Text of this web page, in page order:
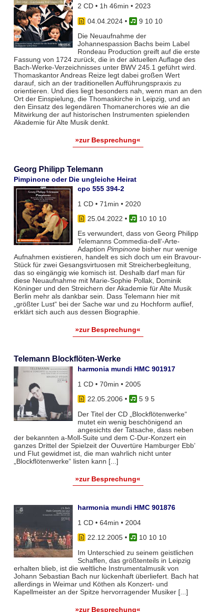
2 CD • 1h 46min • 2023
04.04.2024•
9 10 10
Die Neuaufnahme der
Johannespassion Bachs beim Label
Rondeau Production greift auf die erste
Fassung von 1724 zurück, die in der aktuellen Auflage des
Bach-Werke-Verzeichnisses unter BWV 245.1 geführt wird.
Thomaskantor Andreas Reize legt dabei großen Wert
darauf, sich an der traditionellen Aufführungspraxis zu
orientieren. Und dies liegt besonders nah, wenn man an den
Ort der Einspielung, die Thomaskirche in Leipzig, und an
den Einsatz des legendären Thomanerchores wie an die
Mitwirkung der auf historischen Instrumenten spielenden
Akademie für Alte Musik denkt.
»zur Besprechung«
Georg Philipp Telemann
Pimpinone oder Die ungleiche Heirat
cpo 555 394-2
1 CD • 71min • 2020
25.04.2022 •
10 10 10
Es verwundert, dass von Georg Philipp
Telemanns Commedia-dell‘-Arte-
Adaption Pimpinonebisher nur wenige
Aufnahmen existieren, handelt es sich doch um ein Bravour-
Stück für zwei Gesangsvirtuosen mit Streicherbegleitung,
das so eingängig wie komisch ist. Deshalb darf man für
diese Neuaufnahme mit Marie-Sophie Pollak, Dominik
Köninger und den Streichern der Akademie für Alte Musik
Berlin mehr als dankbar sein. Dass Telemann hier mit
„größter Lust“ bei der Sache war und zu Hochform auflief,
erklärt sich auch aus dessen Biographie.
»zur Besprechung«
Telemann Blockflöten-Werke
harmonia mundi HMC 901917
1 CD • 70min • 2005
22.05.2006 •
5 9 5
Der Titel der CD „Blockflötenwerke“
mutet ein wenig beschönigend an
angesichts der Tatsache, dass neben
der bekannten a-Moll-Suite und dem C-Dur-Konzert ein
ganzes Drittel der Spielzeit der Ouvertüre Hamburger Ebb’
und Flut gewidmet ist, die man wahrlich nicht unter
„Blockflötenwerke“ listen kann [...]
»zur Besprechung«
harmonia mundi HMC 901876
1 CD • 64min • 2004
22.12.2005•
10 10 10
Im Unterschied zu seinem geistlichen
Schaffen, das größtenteils in Leipzig
erhalten blieb, ist die weltliche Instrumentalmusik von
Johann Sebastian Bach nur lückenhaft überliefert. Bach hat
allerdings in Weimar und Köthen als Konzert- und
Kapellmeister an der Spitze hervorragender Musiker [...]
»zur Besprechung«